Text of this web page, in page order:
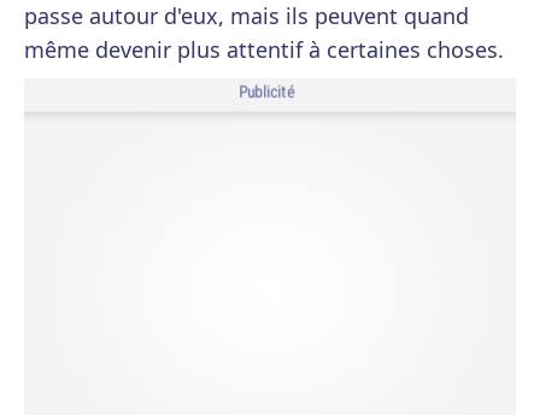
passe autour d'eux, mais ils peuvent quand
même devenir plus attentif à certaines choses.
Publicité